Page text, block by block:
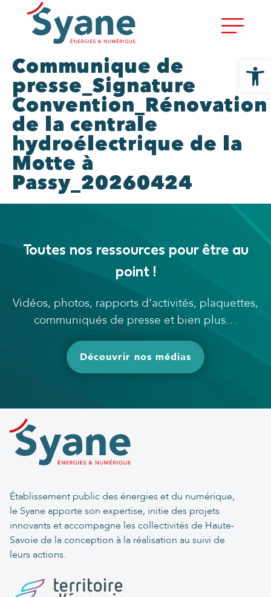
Communique de
presse_Signature
Convention_Rénovation
de la centrale
hydroélectrique de la
Motte à
Passy_20260424
Toutes nos ressources pour être au
point !
Vidéos, photos, rapports d’activités, plaquettes,
communiqués de presse et bien plus…
Découvrir nos médias
Établissement public des énergies et du numérique,
le Syane apporte son expertise, initie des projets
innovants et accompagne les collectivités de Haute-
Savoie de la conception à la réalisation au suivi de
leurs actions.
Ouvrir